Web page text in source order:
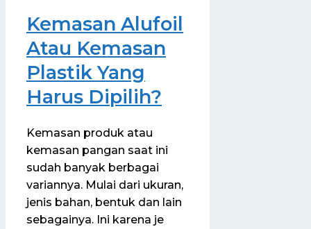
Kemasan Alufoil
Atau Kemasan
Plastik Yang
Harus Dipilih?
Kemasan produk atau
kemasan pangan saat ini
sudah banyak berbagai
variannya. Mulai dari ukuran,
jenis bahan, bentuk dan lain
sebagainya. Ini karena je